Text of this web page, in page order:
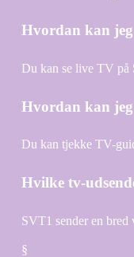
Hvordan kan
Du kan se live TV på
Hvordan kan
Du kan tjekke TV-
Hvilke tv-
SVT1 sender en bred
§